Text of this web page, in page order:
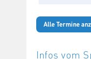
Alle Termine
Infos vom